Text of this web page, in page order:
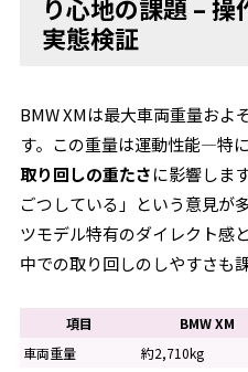
り心地の課題 –
実態検証
BMW XMは最大車両重量およ
す。この重量は運動性能—特
取り回しの重たさに影響しま
ごつしている」という意見が
ツモデル特有のダイレクト感
中での取り回しのしやすさも
項目 BMW XM
車両重量
約2,710kg